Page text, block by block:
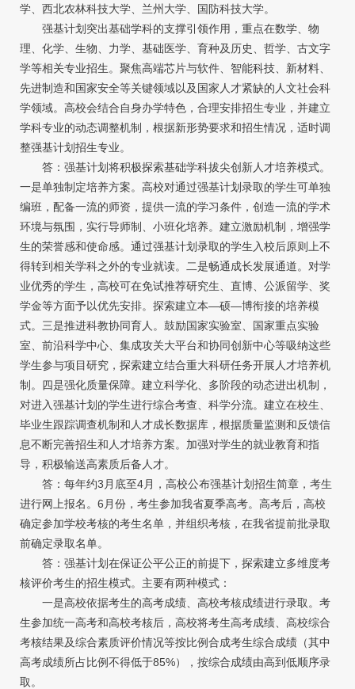
学、西北农林科技大学、兰州大学、国防科技大学。
强基计划突出基础学科的支撑引领作用，重点在数学、物
理、化学、生物、力学、基础医学、育种及历史、哲学、古文字
学等相关专业招生。聚焦高端芯片与软件、智能科技、新材料、
先进制造和国家安全等关键领域以及国家人才紧缺的人文社会科
学领域。高校会结合自身办学特色，合理安排招生专业，并建立
学科专业的动态调整机制，根据新形势要求和招生情况，适时调
整强基计划招生专业。
答：强基计划将积极探索基础学科拔尖创新人才培养模式。
一是单独制定培养方案。高校对通过强基计划录取的学生可单独
编班，配备一流的师资，提供一流的学习条件，创造一流的学术
环境与氛围，实行导师制、小班化培养。建立激励机制，增强学
生的荣誉感和使命感。通过强基计划录取的学生入校后原则上不
得转到相关学科之外的专业就读。二是畅通成长发展通道。对学
业优秀的学生，高校可在免试推荐研究生、直博、公派留学、奖
学金等方面予以优先安排。探索建立本—硕—博衔接的培养模
式。三是推进科教协同育人。鼓励国家实验室、国家重点实验
室、前沿科学中心、集成攻关大平台和协同创新中心等吸纳这些
学生参与项目研究，探索建立结合重大科研任务开展人才培养机
制。四是强化质量保障。建立科学化、多阶段的动态进出机制，
对进入强基计划的学生进行综合考查、科学分流。建立在校生、
毕业生跟踪调查机制和人才成长数据库，根据质量监测和反馈信
息不断完善招生和人才培养方案。加强对学生的就业教育和指
导，积极输送高素质后备人才。
答：每年约3月底至4月，高校公布强基计划招生简章，考生
进行网上报名。6月份，考生参加我省夏季高考。高考后，高校
确定参加学校考核的考生名单，并组织考核，在我省提前批录取
前确定录取名单。
答：强基计划在保证公平公正的前提下，探索建立多维度考
核评价考生的招生模式。主要有两种模式：
一是高校依据考生的高考成绩、高校考核成绩进行录取。考
生参加统一高考和高校考核后，高校将考生高考成绩、高校综合
考核结果及综合素质评价情况等按比例合成考生综合成绩（其中
高考成绩所占比例不得低于85%），按综合成绩由高到低顺序录
取。